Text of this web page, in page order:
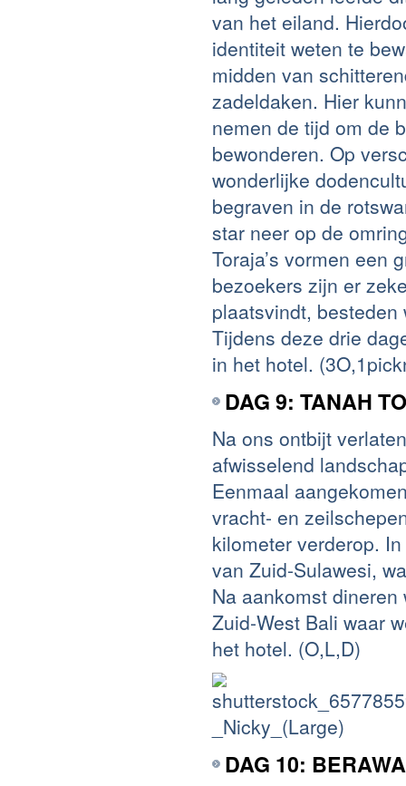
van het eiland.
identiteit weten te
midden van
zadeldaken. Hier
nemen de tijd om de
bewonderen. Op
wonderlijke
begraven in de
star neer op de
Toraja’s vormen een
bezoekers zijn er
plaatsvindt,
Tijdens deze drie
in het hotel.
DAG 9: TANAH
Na ons ontbijt
afwisselend
Eenmaal
vracht- en
kilometer verderop.
van Zuid-Sulawesi,
Na aankomst
Zuid-West Bali waar
het hotel. (O,L,D)
DAG 10: